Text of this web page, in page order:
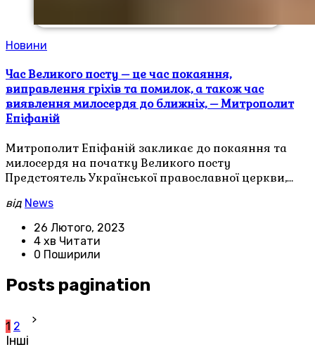
Новини
Час Великого посту – це час покаяння,
виправлення гріхів та помилок, а також час
виявлення милосердя до ближніх, – Митрополит
Епіфаній
Митрополит Епіфаній закликає до покаяння та
милосердя на початку Великого посту
Предстоятель Української православної церкви,…
від News
26 Лютого, 2023
4 хв Читати
0 Поширили
Posts pagination
1 2
Інші